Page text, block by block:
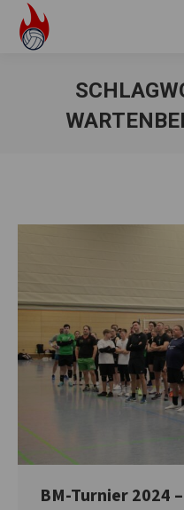
BM-Turnier 2024